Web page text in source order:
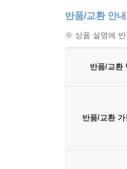
반품/교환 안내
※ 상품 설명에 반
반품/교환
반품/교환